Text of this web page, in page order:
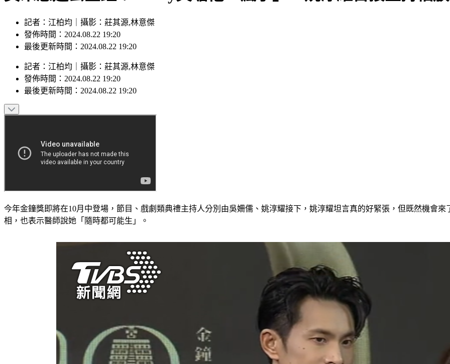
記者：江柏均｜攝影：莊其源,林意傑
發佈時間：2024.08.22 19:20
最後更新時間：2024.08.22 19:20
記者 ： 江柏均 攝影 ： 莊其源,林意傑
發佈時間： 2024.08.22 19:20
最後更新時間： 2024.08.22 19:20
今年金鐘獎即將在10月中登場，節目、戲劇類典禮主持人分別由吳姍儒、姚淳耀接下，姚淳耀坦言真的好緊張，但既然機會
相，也表示醫師說她「隨時都可能生」。